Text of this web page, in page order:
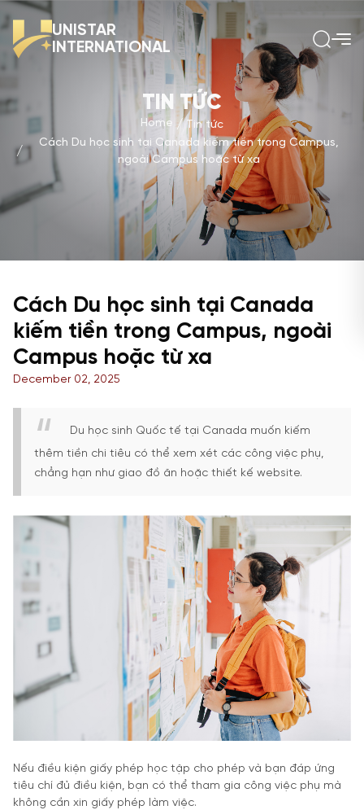
UNISTAR
INTERNATIONAL
TIN TỨC
Home
Tin tức
Cách Du học sinh tại Canada kiếm tiền trong Campus,
ngoài Campus hoặc từ xa
Cách Du học sinh tại Canada
kiếm tiền trong Campus, ngoài
Campus hoặc từ xa
December 02, 2025
Du học sinh Quốc tế tại Canada muốn kiếm
thêm tiền chi tiêu có thể xem xét các công việc phụ,
chẳng hạn như giao đồ ăn hoặc thiết kế website.
Nếu điều kiện giấy phép học tập cho phép và bạn đáp ứng
tiêu chí đủ điều kiện, bạn có thể tham gia công việc phụ mà
không cần xin giấy phép làm việc.